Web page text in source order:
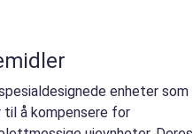
enheter som
å kompensere for